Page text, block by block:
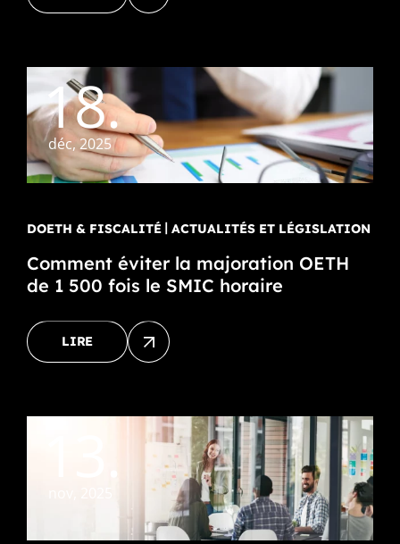
18.
déc, 2025
DOETH & FISCALITÉ ACTUALITÉS ET LÉGISLATION
Comment éviter la majoration OETH
de 1 500 fois le SMIC horaire
LIRE